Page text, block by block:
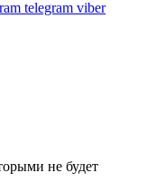
telegram viber
не будет